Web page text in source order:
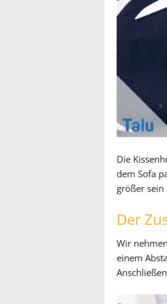
Die
dem Sofa
größer sein
Der
Wir
einem